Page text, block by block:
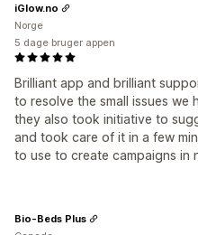
Brilliant app and brilliant
to resolve the small issues we
they also took initiative to
and took care of it in a few
to use to create campaigns in
iGlow.no
Norge
5 dage bruger appen
Bio-Beds Plus